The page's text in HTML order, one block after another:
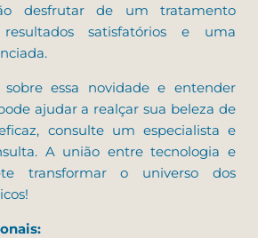
desfrutar de um tratamento
satisfatórios e uma
essa novidade e entender
ajudar a realçar sua beleza de
consulte um especialista e
A união entre tecnologia e
transformar o universo dos